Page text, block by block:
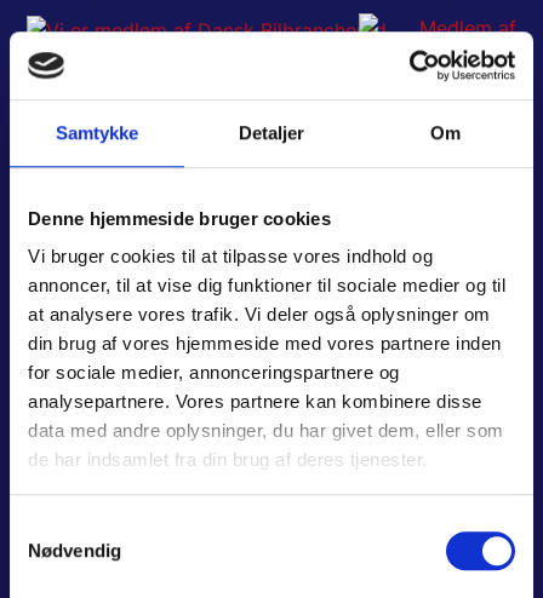
Samtykke Detaljer Om
Denne hjemmeside bruger cookies
Vi bruger cookies til at tilpasse vores indhold og
annoncer, til at vise dig funktioner til sociale medier og til
at analysere vores trafik. Vi deler også oplysninger om
din brug af vores hjemmeside med vores partnere inden
for sociale medier, annonceringspartnere og
analysepartnere. Vores partnere kan kombinere disse
data med andre oplysninger, du har givet dem, eller som
de har indsamlet fra din brug af deres tjenester.
Nødvendig
I forbindelse med klager eller
www.bilklage.dk
Har du et hurtigt spørgsmål til en
mekaniker?
Vælg nærmeste værksted: